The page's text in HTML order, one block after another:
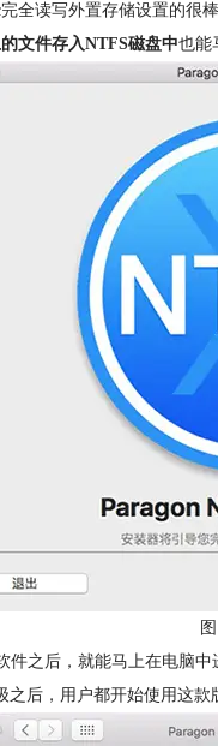
全读写外置存储设置的很
文件存入NTFS磁盘中也能
之后，就能马上在电脑
之后，用户都开始使用这